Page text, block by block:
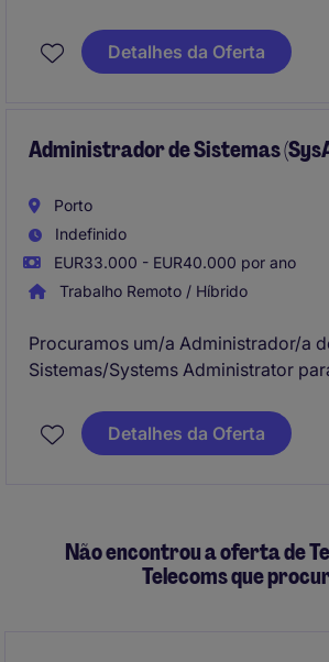
This role requires expertise in
transformation processes that align
Detalhes da Oferta
Administrador de Sistemas
Porto
Indefinido
EUR33.000 - EUR40.000 por ano
Trabalho Remoto / Híbrido
Procuramos um/a Administrador/a
Sistemas/Systems Administrator
Retalho com uma cobertura
grupo multinacional de referência.
Detalhes da Oferta
Não encontrou a oferta de
Telecoms que